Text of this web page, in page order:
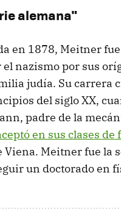
alemana"
en 1878, Meitner fue
nazismo por sus
judía. Su carrera
del siglo XX,
padre de la
en sus clases de
Meitner fue la
un doctorado en